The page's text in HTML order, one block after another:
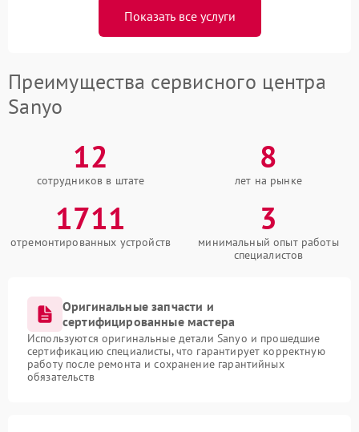
Показать все услуги
Преимущества сервисного центра
Sanyo
12
сотрудников в штате
8
лет на рынке
1711
отремонтированных устройств
3
минимальный опыт работы
специалистов
Оригинальные запчасти и
сертифицированные мастера
Используются оригинальные детали Sanyo и прошедшие
сертификацию специалисты, что гарантирует корректную
работу после ремонта и сохранение гарантийных
обязательств